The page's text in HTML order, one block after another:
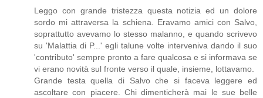
Leggo con grande tristezza questa notizia ed un dolore
sordo mi attraversa la schiena. Eravamo amici con Salvo,
soprattutto avevamo lo stesso malanno, e quando scrivevo
su 'Malattia di P...' egli talune volte interveniva dando il suo
'contributo' sempre pronto a fare qualcosa e si informava se
vi erano novità sul fronte verso il quale, insieme, lottavamo.
Grande testa quella di Salvo che si faceva leggere ed
ascoltare con piacere. Chi dimenticherà mai le sue belle